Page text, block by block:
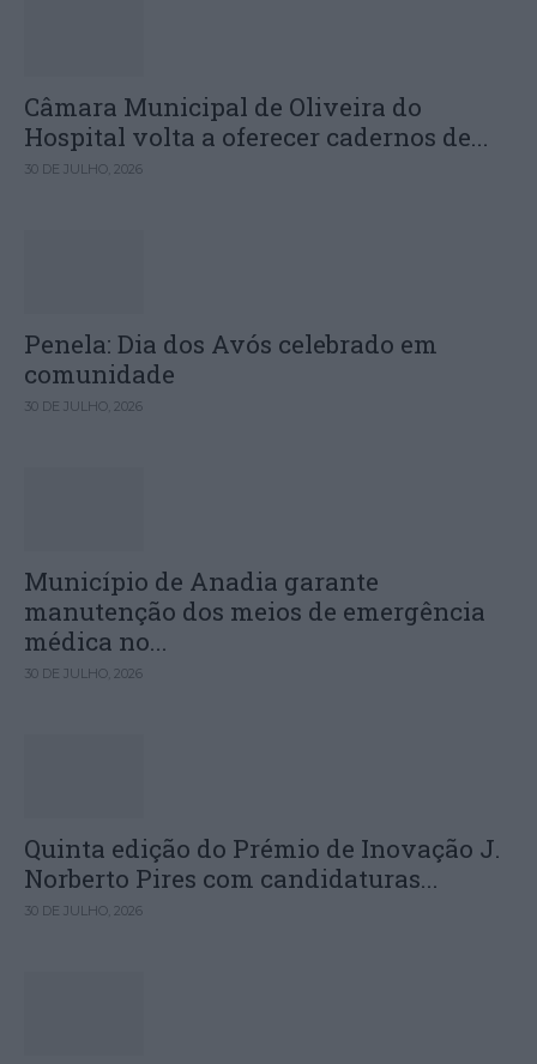
Câmara Municipal de Oliveira do
Hospital volta a oferecer cadernos de...
30 DE JULHO, 2026
Penela: Dia dos Avós celebrado em
comunidade
30 DE JULHO, 2026
Município de Anadia garante
manutenção dos meios de emergência
médica no...
30 DE JULHO, 2026
Quinta edição do Prémio de Inovação J.
Norberto Pires com candidaturas...
30 DE JULHO, 2026